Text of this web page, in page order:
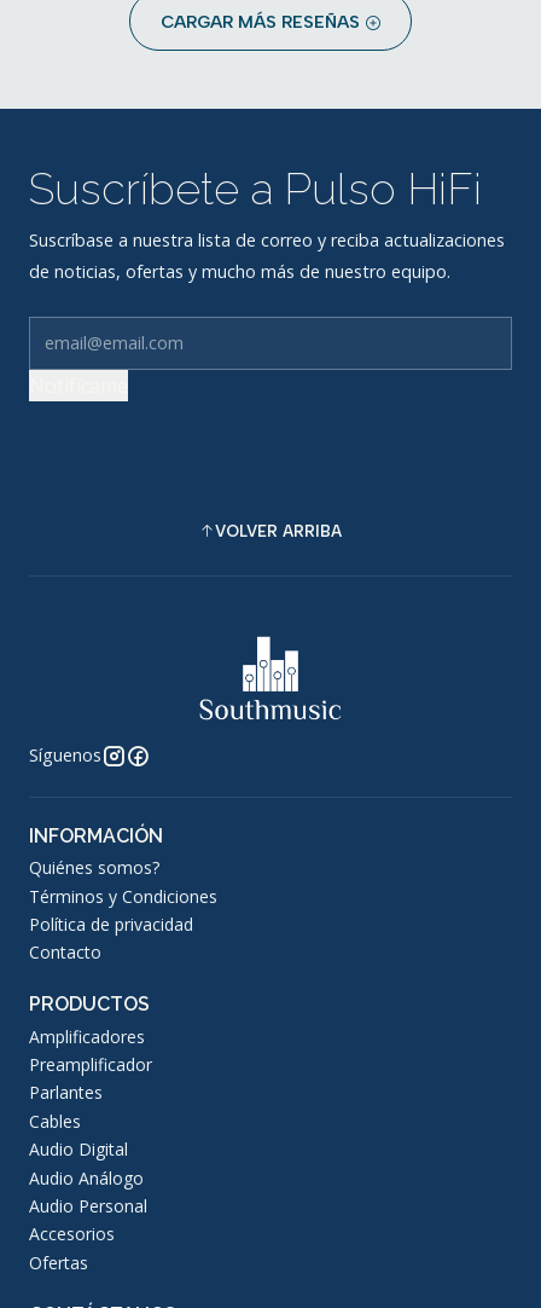
CARGAR MÁS RESEÑAS
Suscríbete a Pulso HiFi
Suscríbase a nuestra lista de correo y reciba actualizaciones
de noticias, ofertas y mucho más de nuestro equipo.
VOLVER ARRIBA
Síguenos
INFORMACIÓN
Quiénes somos?
Términos y Condiciones
Política de privacidad
Contacto
PRODUCTOS
Amplificadores
Preamplificador
Parlantes
Cables
Audio Digital
Audio Análogo
Audio Personal
Accesorios
Ofertas